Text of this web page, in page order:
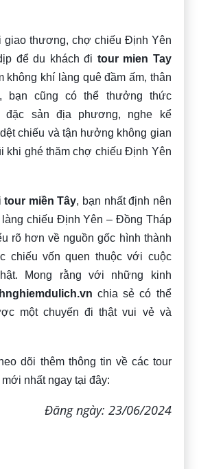
giao thương, chợ chiếu Định Yên
để du khách đi tour mien Tay
không khí làng quê đầm ấm, thân
bạn cũng có thể thưởng thức
đặc sản địa phương, nghe kể
chiếu và tận hưởng không gian
khi ghé thăm chợ chiếu Định Yên
tour miền Tây, bạn nhất định nên
làng chiếu Định Yên – Đồng Tháp
rõ hơn về nguồn gốc hình thành
chiếu vốn quen thuộc với cuộc
Mong rằng với những kinh
chia sẻ có thể
một chuyến đi thật vui vẻ và
dõi thêm thông tin về các tour
nhất ngay tại đây:
Đăng ngày: 23/06/2024